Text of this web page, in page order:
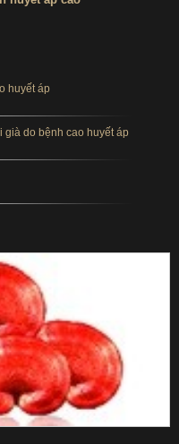
huyết áp
già do bệnh cao huyết áp